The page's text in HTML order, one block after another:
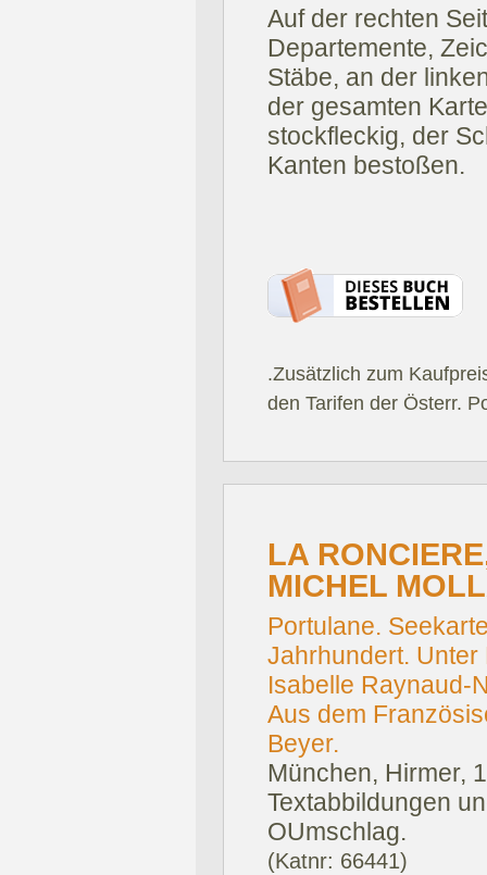
Auf der rechten
Departemente,
Stäbe, an der
der gesamten
stockfleckig, der
Kanten bestoßen.
.Zusätzlich zum
den Tarifen der Österr.
LA
MICHEL
Portulane.
Jahrhundert. Unter
Isabelle Raynaud-
Aus dem
Beyer.
München, Hirmer,
Textabbildungen
OUmschlag.
(Katnr: 66441)